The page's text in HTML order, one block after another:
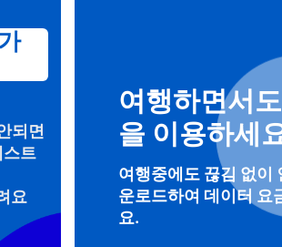
do I get my eSim?
your eSIM, start by checking if your
되면
스트
요
여행하면서
을 이용하세
여행중에도 끊김 없이
운로드하여 데이터 요
요.
로그인 또는 회
계정을 계속 이용하거나 몇 초 만에